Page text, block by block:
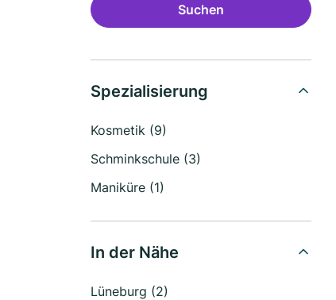
Suchen
Spezialisierung
Kosmetik (9)
Schminkschule (3)
Maniküre (1)
In der Nähe
Lüneburg (2)